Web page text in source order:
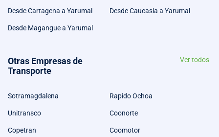
Desde Cartagena a Yarumal Desde Caucasia a Yarumal
Desde Magangue a Yarumal
Otras Empresas de
Transporte
Ver todos
Sotramagdalena Rapido Ochoa
Unitransco Coonorte
Copetran Coomotor